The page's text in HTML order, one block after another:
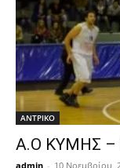
ΑΝTΡΙΚΟ
Α.Ο ΚΥΜΗΣ –
admin - 10 Νοεμβρίου,